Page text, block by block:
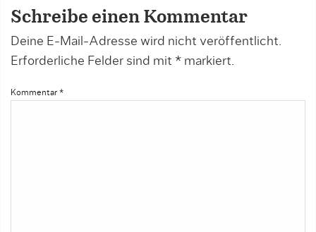
Schreibe einen Kommentar
Deine E-Mail-Adresse wird nicht veröffentlicht.
Erforderliche Felder sind mit * markiert.
Kommentar *